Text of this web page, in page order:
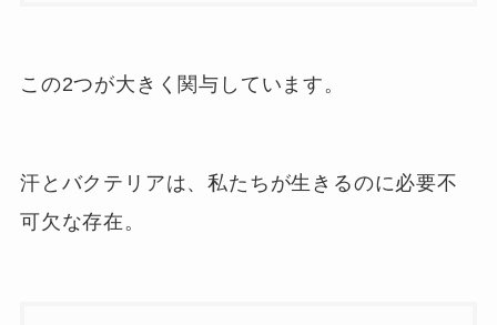
この2つが大きく関与しています。
汗とバクテリアは、私たちが生きるのに必要不
可欠な存在。